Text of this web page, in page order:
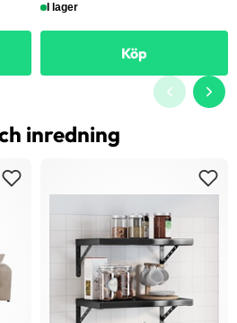
I lager
Köp
inredning